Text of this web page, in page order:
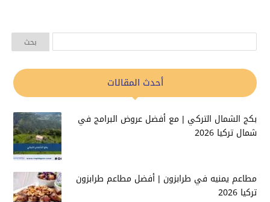
أحدث المقالات
بكج الشمال التركي | مع أفضل عروض البرامج في
شمال تركيا 2026
مطاعم يمنيه في طرابزون | أفضل مطاعم طرابزون
تركيا 2026